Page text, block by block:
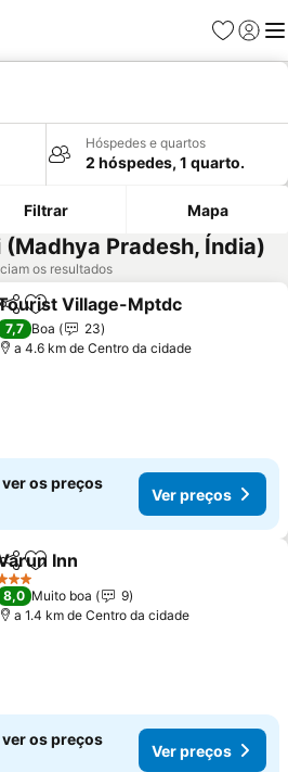
Favoritos
Iniciar
Hóspedes e quartos
2 hóspedes, 1 quarto.
Filtrar Mapa
Pradesh, Índia)
os resultados
PartilharAdicionar aos favoritos
Village-Mptdc
7,7 Boa
23
a 4.6 km de Centro da cidade
os preços
Ver preços
PartilharAdicionar aos favoritos
Inn
Estrelas
8,0 Muito boa
9
a 1.4 km de Centro da cidade
os preços
Ver preços